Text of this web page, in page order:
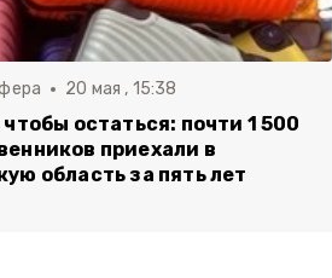
20 мая , 15:38
остаться: почти 1 500
приехали в
область за пять лет